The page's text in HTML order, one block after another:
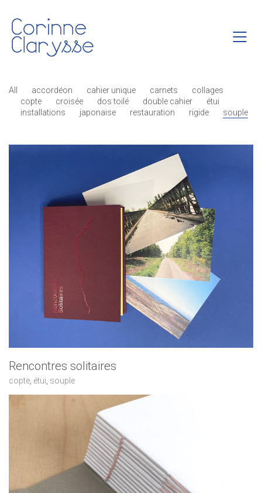
All accordéon cahier unique carnets
collages
copte
croisée dos toilé double cahier
étui
installations
japonaise restauration rigide souple
Rencontres solitaires
copte, étui, souple